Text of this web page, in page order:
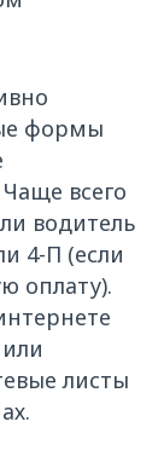
формы
всего
водитель
4-П (если
оплату).
листы